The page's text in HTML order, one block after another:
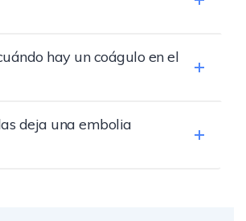
hay un coágulo en el
deja una embolia